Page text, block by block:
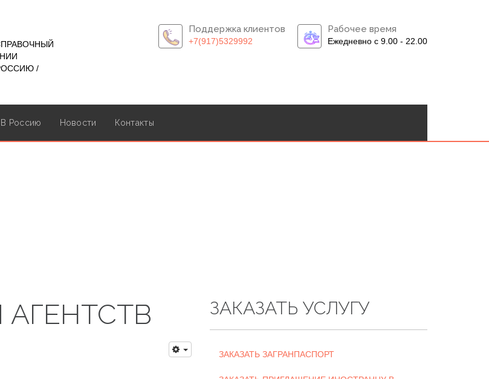
/
Поддержка клиентов
+7(917)5329992
Рабочее время
Ежедневно с 9.00 - 22.00
В Россию Новости Контакты
ЗАКАЗАТЬ УСЛУГУ
ЗАКАЗАТЬ ЗАГРАНПАСПОРТ